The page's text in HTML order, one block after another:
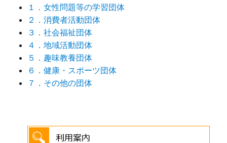
１．女性問題等の学習団体
２．消費者活動団体
３．社会福祉団体
４．地域活動団体
５．趣味教養団体
６．健康・スポーツ団体
７．その他の団体